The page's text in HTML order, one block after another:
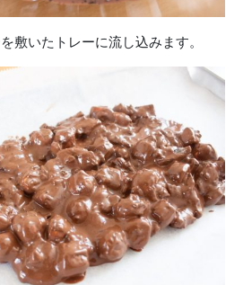
敷いたトレーに流し込みます。